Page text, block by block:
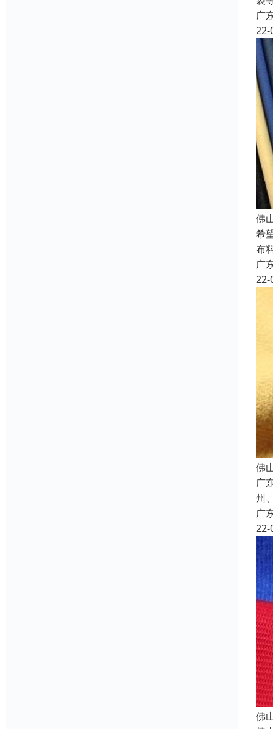
广
22-
佛
希
布
广
22-
佛
广
州
广
22-
佛